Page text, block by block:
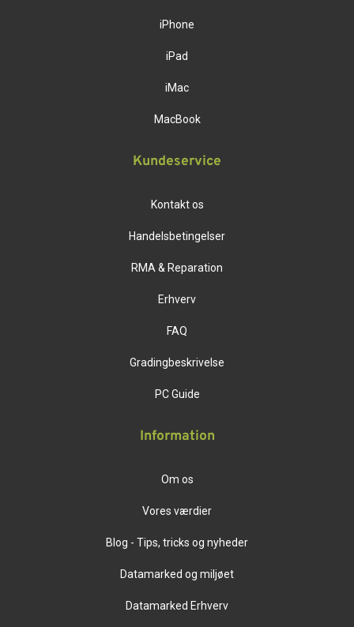
iPhone
iPad
iMac
MacBook
Kundeservice
Kontakt os
Handelsbetingelser
RMA & Reparation
Erhverv
FAQ
Gradingbeskrivelse
PC Guide
Information
Om os
Vores værdier
Blog - Tips, tricks og nyheder
Datamarked og miljøet
Datamarked Erhverv